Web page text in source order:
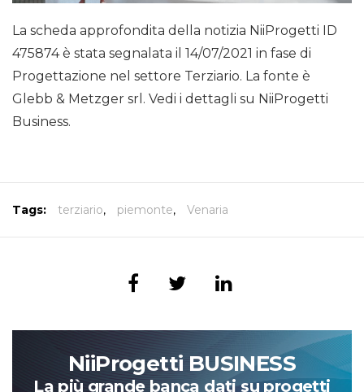
La scheda approfondita della notizia NiiProgetti ID
475874 è stata segnalata il 14/07/2021 in fase di
Progettazione nel settore Terziario. La fonte è
Glebb & Metzger srl. Vedi i dettagli su NiiProgetti
Business.
Tags: terziario, piemonte, Venaria
NiiProgetti BUSINESS
La più grande banca dati su progetti